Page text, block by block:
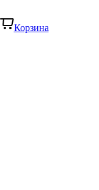
Корзина